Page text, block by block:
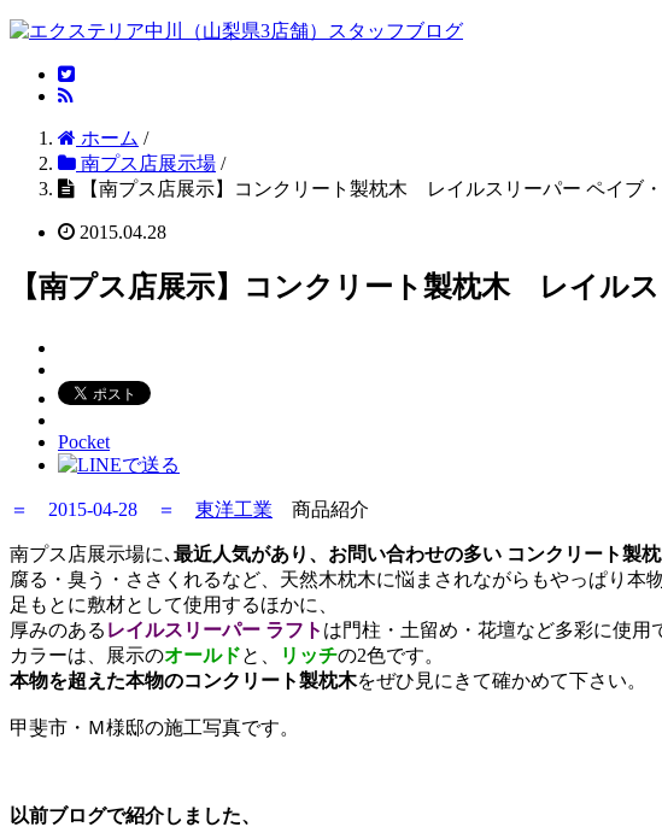
ホーム /
南プス店展示場 /
【南プス店展示】コンクリート製枕木 レイルスリーパー ペイブ
2015.04.28
【南プス店展示】コンクリート製枕木 レイル
Pocket
＝ 2015-04-28 ＝ 東洋工業 商品紹介
南プス店展示場に､ 最近人気があり、お問い合わせの多い コンクリート製
腐る・臭う・ささくれるなど、天然木枕木に悩まされながらもやっぱり本
足もとに敷材として使用するほかに、
厚みのある レイルスリーパー ラフト は門柱・土留め・花壇など多彩に使用
カラーは、展示のオールドと、 リッチの2色です。
本物を超えた本物のコンクリート製枕木をぜひ見にきて確かめて下さい。
甲斐市・Ｍ様邸の施工写真です。
以前ブログで紹介しました、